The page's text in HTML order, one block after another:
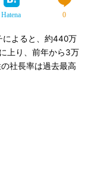
Hatena 0
よると、約440万
上り、前年から3万
社長率は過去最高